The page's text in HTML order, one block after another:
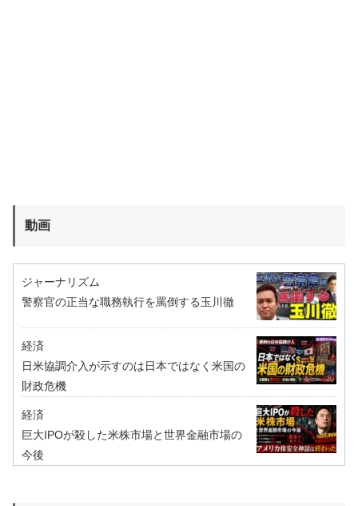
動画
ジャーナリズム
警察官の正当な職務執行を罵倒する玉川徹
経済
日米協調介入が示すのは日本ではなく米国の
財政危機
経済
巨大IPOが殺した米株市場と世界金融市場の
今後